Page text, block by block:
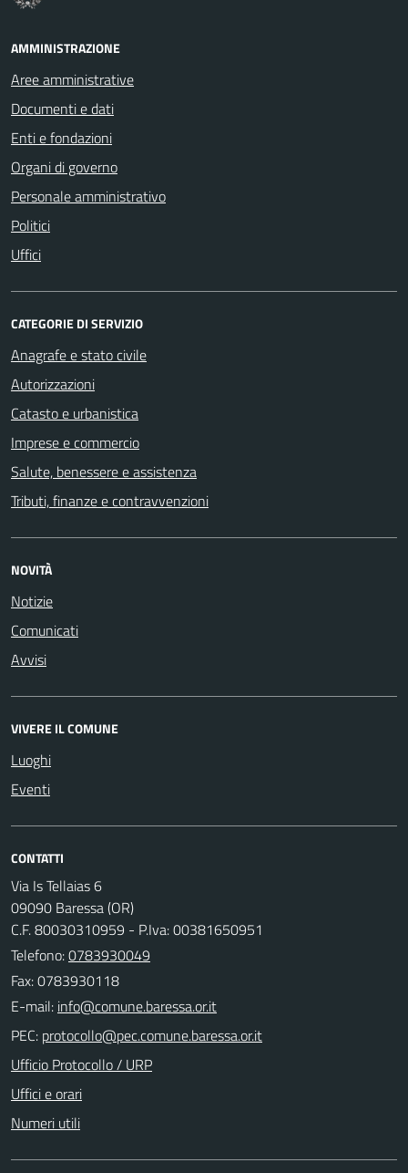
AMMINISTRAZIONE
Aree amministrative
Documenti e dati
Enti e fondazioni
Organi di governo
Personale amministrativo
Politici
Uffici
CATEGORIE DI SERVIZIO
Anagrafe e stato civile
Autorizzazioni
Catasto e urbanistica
Imprese e commercio
Salute, benessere e assistenza
Tributi, finanze e contravvenzioni
NOVITÀ
Notizie
Comunicati
Avvisi
VIVERE IL COMUNE
Luoghi
Eventi
CONTATTI
Via Is Tellaias 6
09090 Baressa (OR)
C.F. 80030310959 - P.Iva: 00381650951
Telefono:0783930049
Fax: 0783930118
E-mail:
PEC:
Ufficio Protocollo / URP
Uffici e orari
Numeri utili